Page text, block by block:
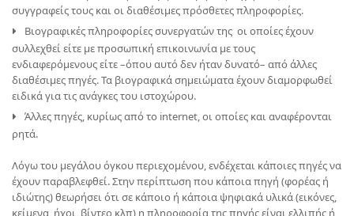
συγγραφείς τους και οι διαθέσιμες πρόσθετες πληροφορίες.
Βιογραφικές πληροφορίες συνεργατών της οι οποίες έχουν
συλλεχθεί είτε με προσωπική επικοινωνία με τους
ενδιαφερόμενους είτε –όπου αυτό δεν ήταν δυνατό– από άλλες
διαθέσιμες πηγές. Τα βιογραφικά σημειώματα έχουν διαμορφωθεί
ειδικά για τις ανάγκες του ιστοχώρου.
Άλλες πηγές, κυρίως από το internet, οι οποίες και αναφέρονται
ρητά.
Λόγω του μεγάλου όγκου περιεχομένου, ενδέχεται κάποιες πηγές να
έχουν παραβλεφθεί. Στην περίπτωση που κάποια πηγή (φορέας ή
ιδιώτης) θεωρήσει ότι σε κάποιο ή κάποια ψηφιακά υλικά (εικόνες,
κείμενα, ήχοι, βίντεο κλπ) η πληροφορία της πηγής είναι ελλιπής ή